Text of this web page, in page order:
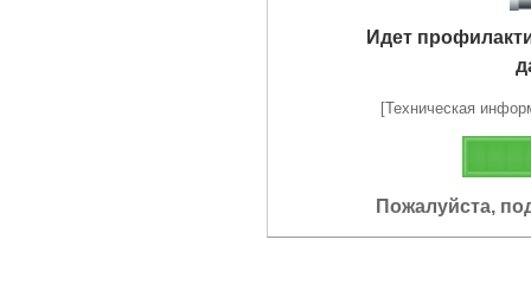
Идет
[Техническая
Пожалуйста,